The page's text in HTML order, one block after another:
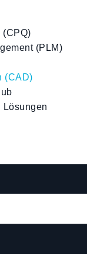
(CPQ)
(PLM)
(CAD)
Lösungen